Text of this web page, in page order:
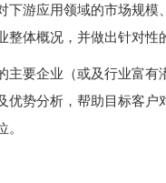
游应用领域的市场规
体概况，并做出针对性
要企业（或及行业富
势分析，帮助目标客